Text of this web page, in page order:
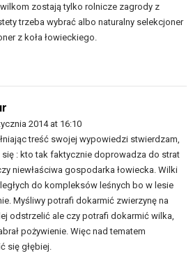
zostają tylko rolnicze zagrody z
trzeba wybrać albo naturalny selekcjoner
z koła łowieckiego.
2014 at 16:10
treść swojej wypowiedzi stwierdzam,
się : kto tak faktycznie doprowadza do strat
niewłaściwa gospodarka łowiecka. Wilki
do kompleksów leśnych bo w lesie
Myśliwy potrafi dokarmić zwierzynę na
odstrzelić ale czy potrafi dokarmić wilka,
pożywienie. Więc nad tematem
się głębiej.